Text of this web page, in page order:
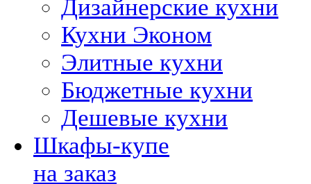
Дизайнерские кухни
Кухни Эконом
Элитные кухни
Бюджетные кухни
Дешевые кухни
Шкафы-купе
на заказ